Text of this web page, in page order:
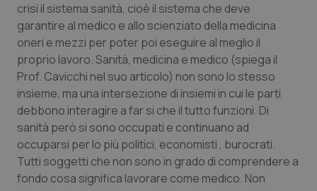
Tumore ovarico
Tumori del Polmone & Testa Collo
Tumori gastrointestinali
Ulcera & Reflusso
Vaccini
crisi il sistema sanità, cioè il sistema che deve
garantire al medico e allo scienziato della medicina
oneri e mezzi per poter poi eseguire al meglio il
proprio lavoro. Sanità, medicina e medico (spiega il
Prof. Cavicchi nel suo articolo) non sono lo stesso
insieme, ma una intersezione di insiemi in cui le parti
debbono interagire a far si che il tutto funzioni. Di
sanità però si sono occupati e continuano ad
occuparsi per lo più politici, economisti , burocrati.
Tutti soggetti che non sono in grado di comprendere a
fondo cosa significa lavorare come medico. Non